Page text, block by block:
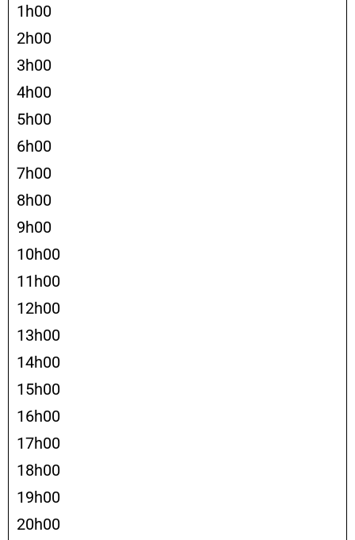
1h00
2h00
3h00
4h00
5h00
6h00
7h00
8h00
9h00
10h00
11h00
12h00
13h00
14h00
15h00
16h00
17h00
18h00
19h00
20h00